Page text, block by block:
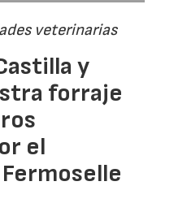
veterinarias
y
forraje
el